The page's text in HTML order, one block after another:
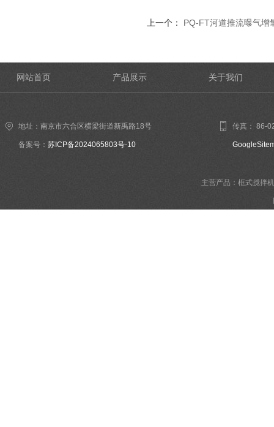
上一个： PQ-FT河道推流曝气增
网站首页 产品展示 关于我们
地址：南京市六合区横梁街道新禹路18号
备案号： 苏ICP备2024065803号-10
传真： 86-
主营产品：框式搅拌